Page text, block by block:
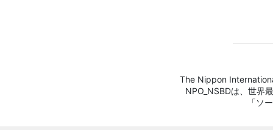
The Nippon
NPO_NSBDは、世界
「ソ